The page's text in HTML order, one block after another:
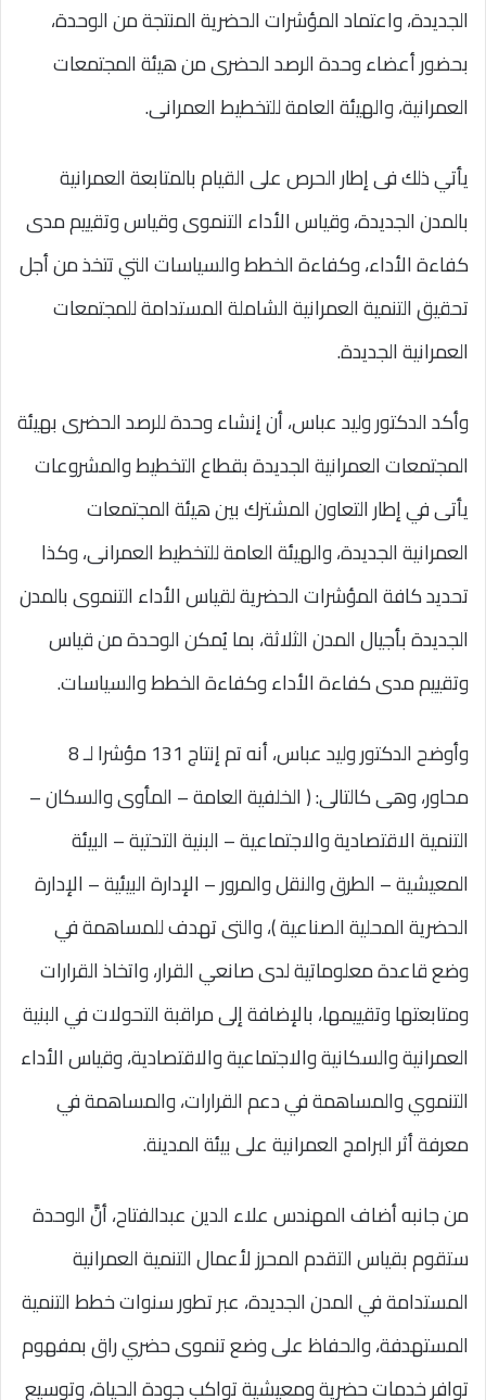
الجديدة، واعتماد المؤشرات الحضرية المنتجة من الوحدة،
بحضور أعضاء وحدة الرصد الحضرى من هيئة المجتمعات
العمرانية، والهيئة العامة للتخطيط العمرانى.
يأتي ذلك فى إطار الحرص على القيام بالمتابعة العمرانية
بالمدن الجديدة، وقياس الأداء التنموى وقياس وتقييم مدى
كفاءة الأداء، وكفاءة الخطط والسياسات التي تتخذ من أجل
تحقيق التنمية العمرانية الشاملة المستدامة للمجتمعات
العمرانية الجديدة.
وأكد الدكتور وليد عباس، أن إنشاء وحدة للرصد الحضرى بهيئة
المجتمعات العمرانية الجديدة بقطاع التخطيط والمشروعات
يأتى في إطار التعاون المشترك بين هيئة المجتمعات
العمرانية الجديدة، والهيئة العامة للتخطيط العمرانى، وكذا
تحديد كافة المؤشرات الحضرية لقياس الأداء التنموى بالمدن
الجديدة بأجيال المدن الثلاثة، بما يُمكن الوحدة من قياس
وتقييم مدى كفاءة الأداء وكفاءة الخطط والسياسات.
وأوضح الدكتور وليد عباس، أنه تم إنتاج 131 مؤشرا لـ 8
محاور، وهى كالتالى: ( الخلفية العامة – المأوى والسكان –
التنمية الاقتصادية والاجتماعية – البنية التحتية – البيئة
المعيشية – الطرق والنقل والمرور – الإدارة البيئية – الإدارة
الحضرية المحلية الصناعية )، والتى تهدف للمساهمة في
وضع قاعدة معلوماتية لدى صانعي القرار، واتخاذ القرارات
ومتابعتها وتقييمها، بالإضافة إلى مراقبة التحولات في البنية
العمرانية والسكانية والاجتماعية والاقتصادية، وقياس الأداء
التنموي والمساهمة في دعم القرارات، والمساهمة في
معرفة أثر البرامج العمرانية على بيئة المدينة.
من جانبه أضاف المهندس علاء الدين عبدالفتاح، أنَّ الوحدة
ستقوم بقياس التقدم المحرز لأعمال التنمية العمرانية
المستدامة في المدن الجديدة، عبر تطور سنوات خطط التنمية
المستهدفة، والحفاظ على وضع تنموى حضري راق بمفهوم
توافر خدمات حضرية ومعيشية تواكب جودة الحياة، وتوسيع